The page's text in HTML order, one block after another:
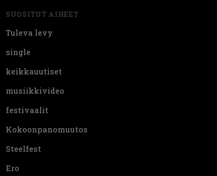
SUOSITUT AIHEET
Tuleva levy
single
keikkauutiset
musiikkivideo
festivaalit
Kokoonpanomuutos
Steelfest
Ero